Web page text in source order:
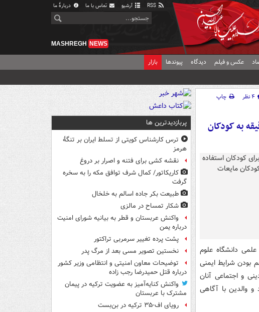
آرشیو تماس با ما دربارهٔ ما
MASHREGH NEWS
عکس و فیلم دیدگاه پیوندها بازار
۴ نظر
چاپ
کالسکه برای کودکان استفاده نکنید/ هر ۲۰ دقیقه به کودکان
دانشگاه علوم
بودن شرایط ایمنی
و اجتماعی آنان
و والدین با آگاهی
پربازدیدترین ها
ترس کارشناس کویتی از تسلط ایران بر تنگۀ
هرمز
نقشه کشی برای فتنه و اصرار بر دروغ
کاریکاتور/ کمال شرف توافق مکه را به سخره
گرفت
طبیعت بکر جاده اسالم به خلخال
شکار تمساح در مالزی
واکنش عربستان و قطر به بیانیه شورای امنیت
درباره یمن
پشت پرده تغییر سرمربی تراکتور
نخستین تصویر مسی بعد از مرگ پدر
توضیحات معاون امنیتی و انتظامی وزیر کشور
درباره قتل حمیدرضا رجب زاده
واکنش کنایه‌آمیز به عضویت ترکیه در پیمان
مشترک با عربستان
رویای اف-۳۵ ترکیه در بن‌بست